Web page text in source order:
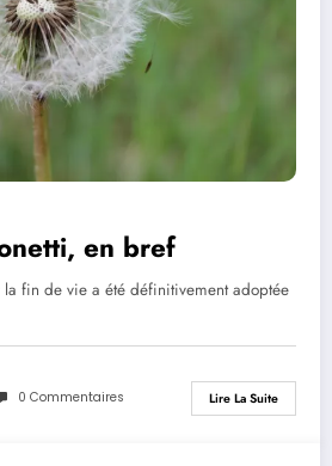
en bref
la fin de vie a été définitivement adoptée
0 Commentaires Lire La Suite